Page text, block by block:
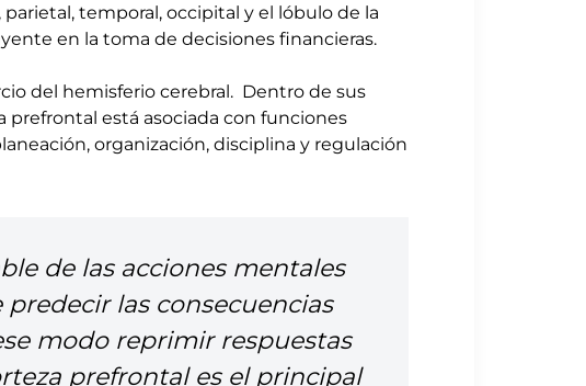
temporal, occipital y el lóbulo de la
en la toma de decisiones financieras.
del hemisferio cerebral. Dentro de sus
prefrontal está asociada con funciones
organización, disciplina y regulación
de las acciones mentales
las consecuencias
modo reprimir respuestas
prefrontal es el principal